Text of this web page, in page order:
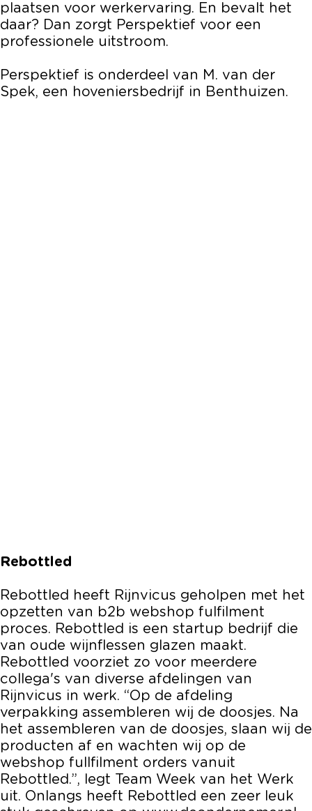
plaatsen voor werkervaring. En bevalt het
daar? Dan zorgt Perspektief voor een
professionele uitstroom.
Perspektief is onderdeel van M. van der
Spek, een hoveniersbedrijf in Benthuizen.
Rebottled
Rebottled heeft Rijnvicus geholpen met het
opzetten van b2b webshop fulfilment
proces. Rebottled is een startup bedrijf die
van oude wijnflessen glazen maakt.
Rebottled voorziet zo voor meerdere
collega's van diverse afdelingen van
Rijnvicus in werk. “Op de afdeling
verpakking assembleren wij de doosjes. Na
het assembleren van de doosjes, slaan wij de
producten af en wachten wij op de
webshop fullfilment orders vanuit
Rebottled.”, legt Team Week van het Werk
uit. Onlangs heeft Rebottled een zeer leuk